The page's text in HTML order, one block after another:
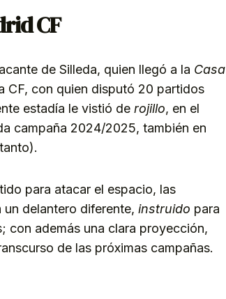
CF
de Silleda, quien llegó a la Casa
CF, con quien disputó 20 partidos
estadía le vistió de rojillo, en el
campaña 2024/2025, también en
para atacar el espacio, las
delantero diferente, instruido para
con además una clara proyección,
de las próximas campañas.